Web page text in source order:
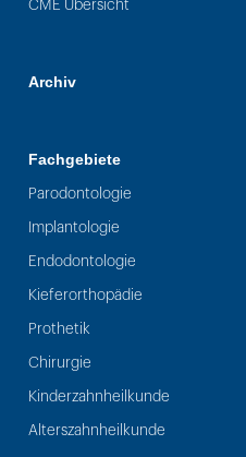
CME Übersicht
Archiv
Fachgebiete
Parodontologie
Implantologie
Endodontologie
Kieferorthopädie
Prothetik
Chirurgie
Kinderzahnheilkunde
Alterszahnheilkunde